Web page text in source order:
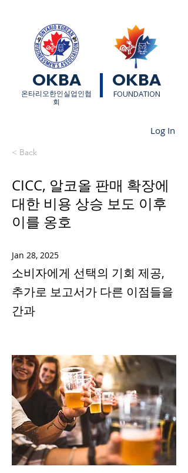
OKBA OKBA
​온타리오한인실업인협
회
FOUNDATION
Log In
< Back
CICC, 알코올 판매 확장에
대한 비용 상승 보도 이후
이를 옹호
Jan 28, 2025
소비자에게 선택의 기회 제공,
추가로 보고서가 다른 이점들을
간과